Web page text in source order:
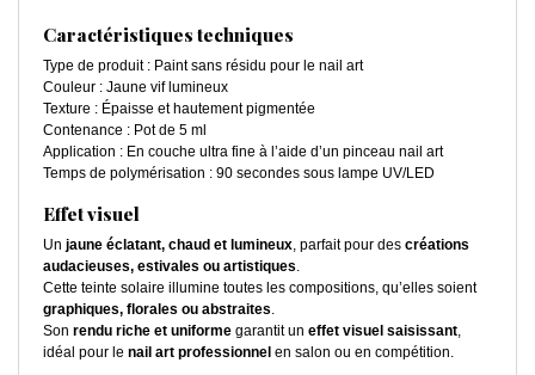
Caractéristiques techniques
Type de produit : Paint sans résidu pour le nail art
Couleur : Jaune vif lumineux
Texture : Épaisse et hautement pigmentée
Contenance : Pot de 5 ml
Application : En couche ultra fine à l’aide d’un pinceau nail art
Temps de polymérisation : 90 secondes sous lampe UV/LED
Effet visuel
Un jaune éclatant, chaud et lumineux, parfait pour des créations
audacieuses, estivales ou artistiques.
Cette teinte solaire illumine toutes les compositions, qu’elles soient
graphiques, florales ou abstraites.
Son rendu riche et uniforme garantit un effet visuel saisissant,
idéal pour le nail art professionnel en salon ou en compétition.